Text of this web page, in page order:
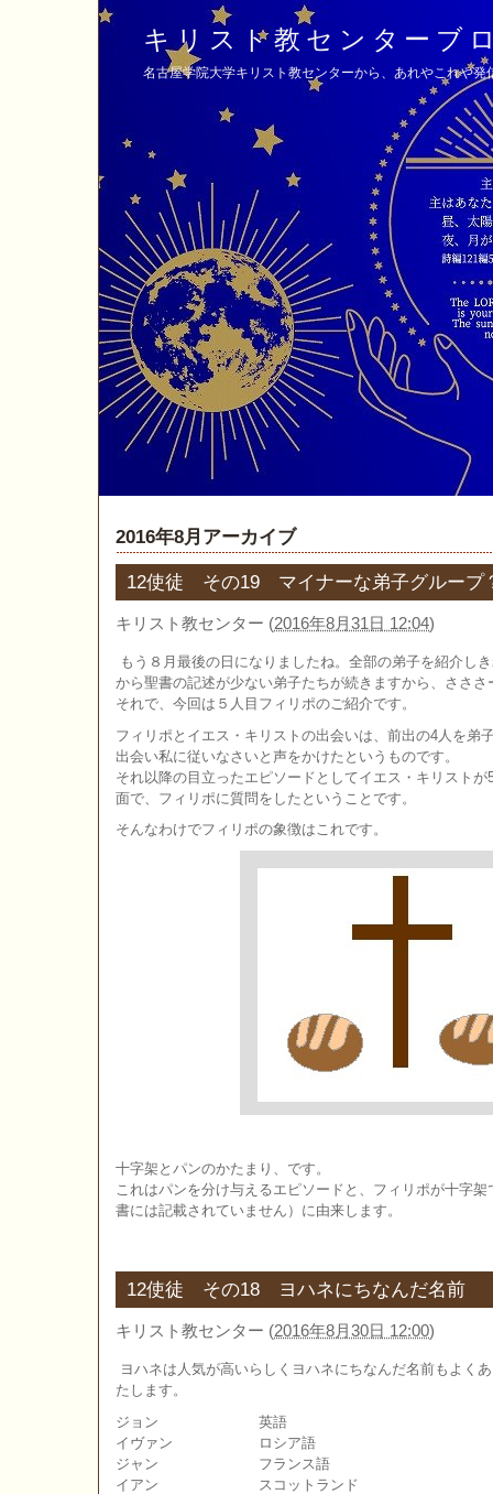
キリスト教センターブ
名古屋学院大学キリスト教センターから、あれやこれや発
2016年8月アーカイブ
12使徒 その19 マイナーな弟子グループ
キリスト教センター (2016年8月31日 12:04)
もう８月最後の日になりましたね。全部の弟子を紹介し
から聖書の記述が少ない弟子たちが続きますから、ささ
それで、今回は５人目フィリポのご紹介です。
フィリポとイエス・キリストの出会いは、前出の4人を弟
出会い私に従いなさいと声をかけたというものです。
それ以降の目立ったエピソードとしてイエス・キリスト
面で、フィリポに質問をしたということです。
そんなわけでフィリポの象徴はこれです。
十字架とパンのかたまり、です。
これはパンを分け与えるエピソードと、フィリポが十字
書には記載されていません）に由来します。
12使徒 その18 ヨハネにちなんだ名前
キリスト教センター (2016年8月30日 12:00)
ヨハネは人気が高いらしくヨハネにちなんだ名前もよく
たします。
ジョン 英語
イヴァン ロシア語
ジャン フランス語
イアン スコットランド